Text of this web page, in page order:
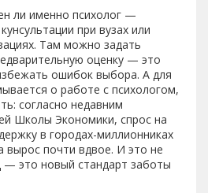
ли именно психолог —
при вузах или
Там можно задать
оценку — это
ошибок выбора. А для
о работе с психологом,
согласно недавним
Школы Экономики, спрос на
в городах-миллионниках
вырос почти вдвое. И это не
это новый стандарт заботы